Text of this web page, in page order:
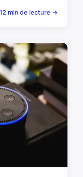
12 min de lecture →